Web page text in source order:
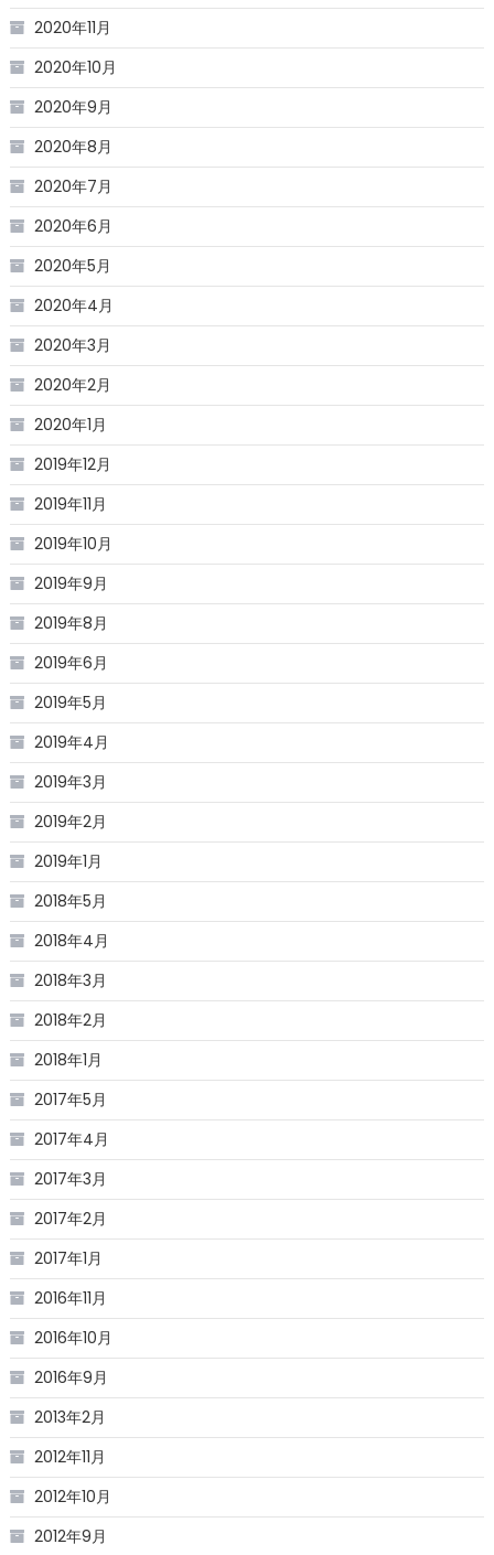
2020年11月
2020年10月
2020年9月
2020年8月
2020年7月
2020年6月
2020年5月
2020年4月
2020年3月
2020年2月
2020年1月
2019年12月
2019年11月
2019年10月
2019年9月
2019年8月
2019年6月
2019年5月
2019年4月
2019年3月
2019年2月
2019年1月
2018年5月
2018年4月
2018年3月
2018年2月
2018年1月
2017年5月
2017年4月
2017年3月
2017年2月
2017年1月
2016年11月
2016年10月
2016年9月
2013年2月
2012年11月
2012年10月
2012年9月